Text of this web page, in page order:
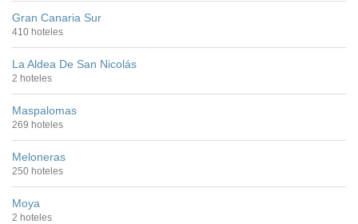
Gran Canaria Sur
410 hoteles
La Aldea De San Nicolás
2 hoteles
Maspalomas
269 hoteles
Meloneras
250 hoteles
Moya
2 hoteles